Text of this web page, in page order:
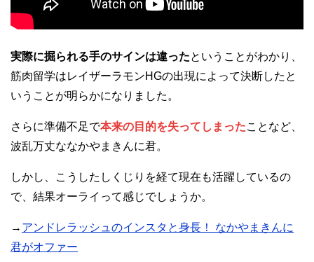
実際に掘られる手のサインは違ったということがわかり、
筋肉留学はレイザーラモンHGの出現によって決断したと
いうことが明らかになりました。
さらに準備不足で本来の目的を失ってしまったことなど、
波乱万丈ななかやまきんに君。
しかし、こうしたしくじりを経て現在も活躍しているの
で、結果オーライって感じでしょうか。
→ アンドレラッシュのインスタと身長！ なかやまきんに
君がオファー